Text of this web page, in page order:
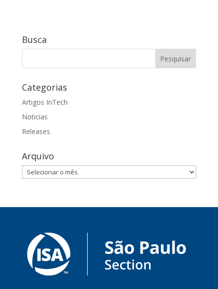
Busca
Categorias
Artigos InTech
Noticias
Releases
Arquivo
Arquivo